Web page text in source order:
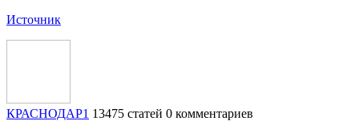
Источник
КРАСНОДАР1 13475 статей 0 комментариев